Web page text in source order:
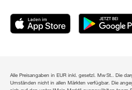
Alle Preisangaben in EUR inkl. gesetzl. MwSt.. Die
Umständen nicht in allen Märkten verfügbar. Die